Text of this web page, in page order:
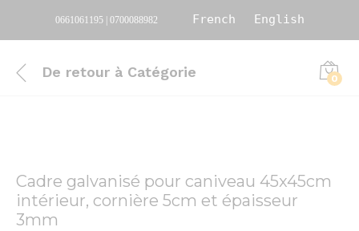
0661061195 | 0700088982 French English
De retour à Catégorie 0
Cadre galvanisé pour caniveau 45x45cm
intérieur, cornière 5cm et épaisseur
3mm